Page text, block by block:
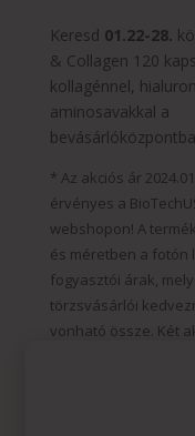
Keresd 01.22-28.
& Collagen 120
kollagénnel,
aminosavakkal a
* Az akciós ár
érvényes a
webshopon! A
és méretben a fotón
fogyasztói árak,
törzsvásárlói
vonható össze. Két
kiegyensúlyozott,